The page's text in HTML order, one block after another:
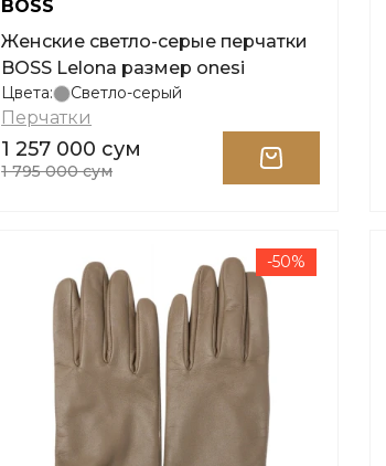
BOSS
Женские светло-серые перчатки
BOSS Lelona размер onesi
Цвета: Светло-серый
Перчатки
1 257 000 сум
1 795 000 сум
-50%